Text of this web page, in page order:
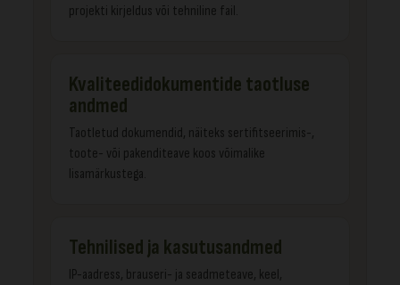
projekti kirjeldus või tehniline fail.
Kvaliteedidokumentide taotluse
andmed
Taotletud dokumendid, näiteks sertifitseerimis-,
toote- või pakenditeave koos võimalike
lisamärkustega.
Tehnilised ja kasutusandmed
IP-aadress, brauseri- ja seadmeteave, keel,